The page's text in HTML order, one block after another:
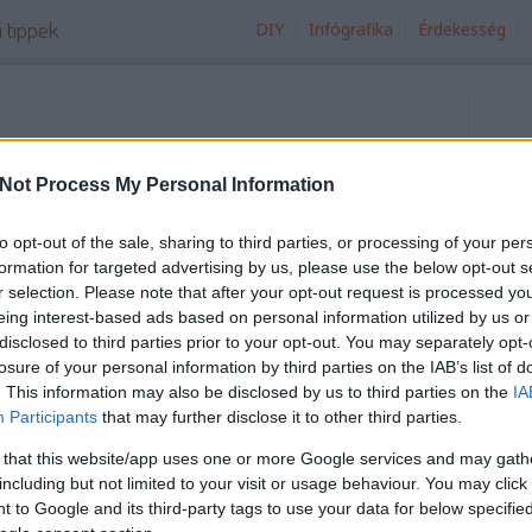
Process My Personal Information
opt-out of the sale, sharing to third parties, or processing of your
for targeted advertising by us, please use the below opt-out
selection. Please note that after your opt-out request is processed
interest-based ads based on personal information utilized by us
to third parties prior to your opt-out. You may separately
of your personal information by third parties on the IAB’s list of
This information may also be disclosed by us to third parties on the
Participants that may further disclose it to other third parties.
that this website/app uses one or more Google services and may
but not limited to your visit or usage behaviour. You may
to Google and its third-party tags to use your data for below
tippek DIY Infógrafika Érdekesség
a
mit
csomópontján lakom és igazán
szemetet az utcán. És nekem még jó,
miatt itt minden reggel és napközben
az utcát, ám estére így is elég leharcolt tud
+